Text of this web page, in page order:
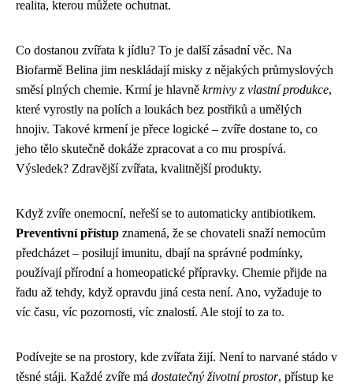
realita, kterou můžete ochutnat.
Co dostanou zvířata k jídlu? To je další zásadní věc. Na
Biofarmě Belina jim neskládají misky z nějakých průmyslových
směsí plných chemie. Krmí je hlavně krmivy z vlastní produkce,
které vyrostly na polích a loukách bez postřiků a umělých
hnojiv. Takové krmení je přece logické – zvíře dostane to, co
jeho tělo skutečně dokáže zpracovat a co mu prospívá.
Výsledek? Zdravější zvířata, kvalitnější produkty.
Když zvíře onemocní, neřeší se to automaticky antibiotikem.
Preventivní přístup znamená, že se chovateli snaží nemocům
předcházet – posilují imunitu, dbají na správné podmínky,
používají přírodní a homeopatické přípravky. Chemie přijde na
řadu až tehdy, když opravdu jiná cesta není. Ano, vyžaduje to
víc času, víc pozornosti, víc znalostí. Ale stojí to za to.
Podívejte se na prostory, kde zvířata žijí. Není to narvané stádo v
těsné stáji. Každé zvíře má dostatečný životní prostor, přístup ke